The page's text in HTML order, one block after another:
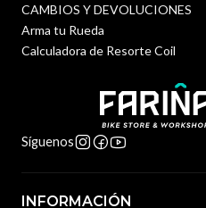
CAMBIOS Y DEVOLUCIONES
Arma tu Rueda
Calculadora de Resorte Coil
Síguenos
INFORMACIÓN